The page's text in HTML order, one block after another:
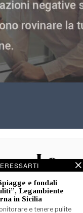
- TUTTI I DIRITTI
e fondali
Legambiente
in Sicilia
e tenere pulite